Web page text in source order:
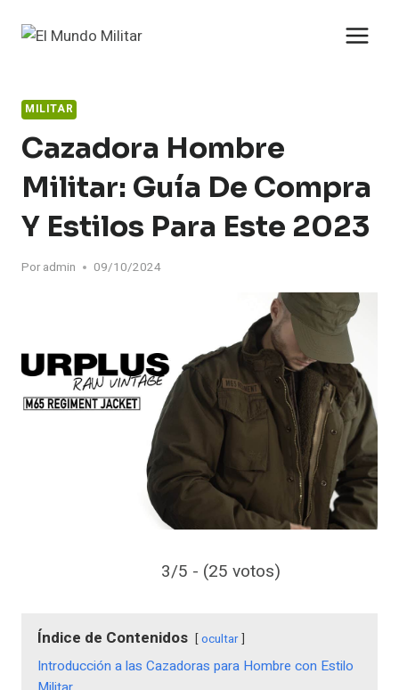
MILITAR
Cazadora Hombre
Militar: Guía De Compra
Y Estilos Para Este 2023
Por admin 09/10/2024
3/5 - (25 votos)
Índice de Contenidos ocultar
Introducción a las Cazadoras para Hombre con Estilo